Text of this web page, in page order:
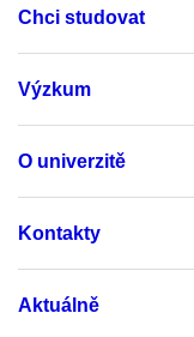
Chci studovat
Výzkum
O univerzitě
Kontakty
Aktuálně